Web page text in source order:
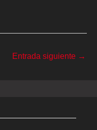
Entrada siguiente →